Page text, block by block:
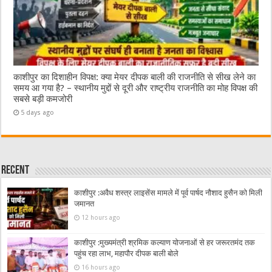
काशीपुर का दिशाहीन विपक्ष: क्या मेयर दीपक बाली की राजनीति से सीख लेने का
समय आ गया है? – स्थानीय मुद्दों से दूरी और राष्ट्रीय राजनीति का मोह विपक्ष की
सबसे बड़ी कमजोरी
5 days ago
Recent
काशीपुर :अवैध शस्त्र लाइसेंस मामले में पूर्व पार्षद नौशाद हुसैन को मिली
जमानत
12 hours ago
काशीपुर :मुख्यमंत्री श्रमिक कल्याण योजनाओं से हर जरूरतमंद तक
पहुंच रहा लाभ, महापौर दीपक बाली बोले
16 hours ago